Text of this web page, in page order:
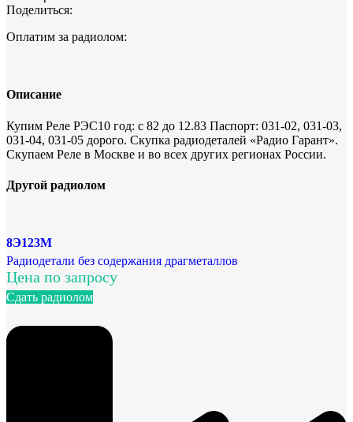
Поделиться:
Оплатим за радиолом:
Описание
Купим Реле РЭС10 год: с 82 до 12.83 Паспорт: 031-02, 031-03,
031-04, 031-05 дорого. Скупка радиодеталей «Радио Гарант».
Скупаем Реле в Москве и во всех других регионах России.
Другой радиолом
8Э123М
Радиодетали без содержания драгметаллов
Цена по запросу
Сдать радиолом